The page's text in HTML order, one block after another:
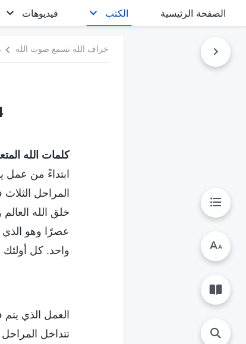
الصفحة الرئيسية الكتب فيديوهات
خراف الله تسمع صوت الله 4.
4. العلاقة
كلمات الله
ابتداءً من
المراحل
خلق الله العالم
عصرًا وهو
واحد. كل أولئك
العمل الذي
تتداخل